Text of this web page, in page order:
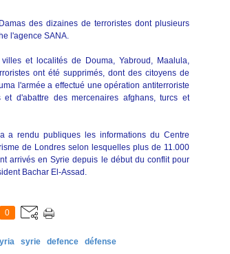
des dizaines de terroristes dont plusieurs
l'agence SANA.
et localités de Douma, Yabroud, Maalula,
ont été supprimés, dont des citoyens de
l'armée a effectué une opération antiterroriste
d'abattre des mercenaires afghans, turcs et
a rendu publiques les informations du Centre
de Londres selon lesquelles plus de 11.000
arrivés en Syrie depuis le début du conflit pour
Bachar El-Assad.
0
syrie defence
défense